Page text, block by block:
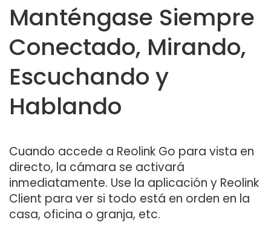
Manténgase Siempre
Conectado, Mirando,
Escuchando y
Hablando
Cuando accede a Reolink Go para vista en
directo, la cámara se activará
inmediatamente. Use la aplicación y Reolink
Client para ver si todo está en orden en la
casa, oficina o granja, etc.